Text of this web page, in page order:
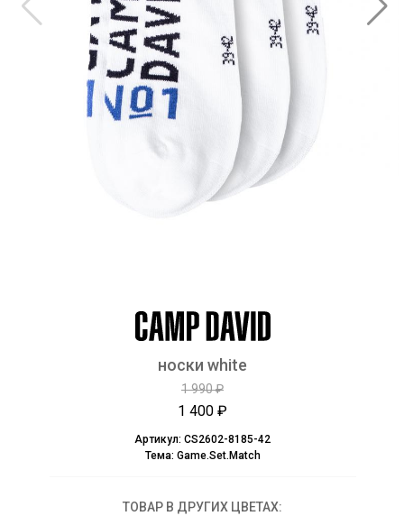
носки white
1 990 ₽
1 400 ₽
Артикул: CS2602-8185-42
Тема: Game.Set.Match
ТОВАР В ДРУГИХ ЦВЕТАХ: